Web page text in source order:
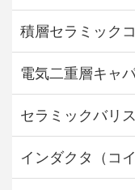
積層セラミック
電気二重層キャ
セラミックバリ
インダクタ（コイ